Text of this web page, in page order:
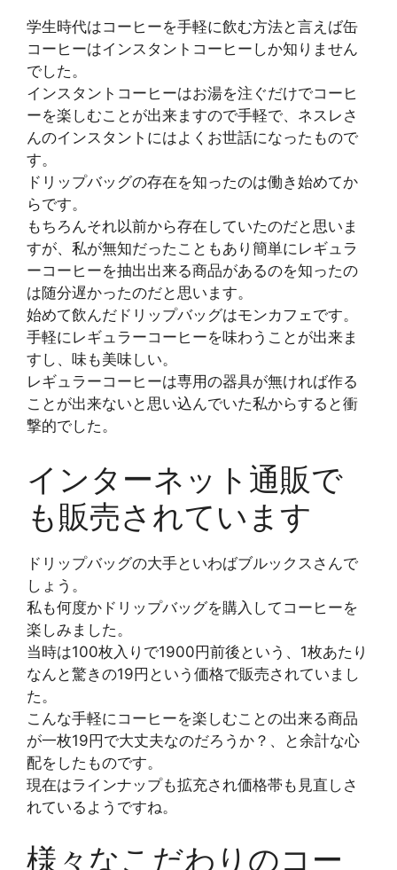
学生時代はコーヒーを手軽に飲む方法と言えば缶
コーヒーはインスタントコーヒーしか知りません
でした。
インスタントコーヒーはお湯を注ぐだけでコーヒ
ーを楽しむことが出来ますので手軽で、ネスレさ
んのインスタントにはよくお世話になったもので
す。
ドリップバッグの存在を知ったのは働き始めてか
らです。
もちろんそれ以前から存在していたのだと思いま
すが、私が無知だったこともあり簡単にレギュラ
ーコーヒーを抽出出来る商品があるのを知ったの
は随分遅かったのだと思います。
始めて飲んだドリップバッグはモンカフェです。
手軽にレギュラーコーヒーを味わうことが出来ま
すし、味も美味しい。
レギュラーコーヒーは専用の器具が無ければ作る
ことが出来ないと思い込んでいた私からすると衝
撃的でした。
インターネット通販で
も販売されています
ドリップバッグの大手といわばブルックスさんで
しょう。
私も何度かドリップバッグを購入してコーヒーを
楽しみました。
当時は100枚入りで1900円前後という、1枚あたり
なんと驚きの19円という価格で販売されていまし
た。
こんな手軽にコーヒーを楽しむことの出来る商品
が一枚19円で大丈夫なのだろうか？、と余計な心
配をしたものです。
現在はラインナップも拡充され価格帯も見直しさ
れているようですね。
様々なこだわりのコー